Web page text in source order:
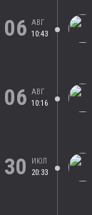
06 АВГ
10:43
06 АВГ
10:16
30
ИЮЛ
20:33